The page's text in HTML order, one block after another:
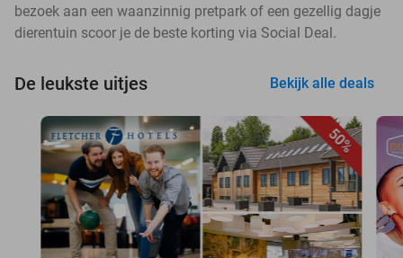
bezoek aan een waanzinnig pretpark of een gezellig dagje
dierentuin scoor je de beste korting via Social Deal.
De leukste uitjes Bekijk alle deals
50%